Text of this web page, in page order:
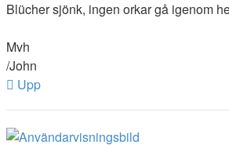
Blücher sjönk, ingen orkar gå igenom
Mvh
/John
Upp